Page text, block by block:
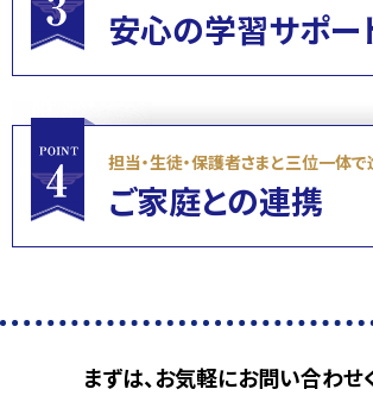
の輪」
授業直前のフォーロータイムで、家庭学
とができます。
わからないまま放置せず、すぐに疑問を解
安心の学習サポー
親身に寄り添う
理系講師と文系講師が授業とクラスの
ふだん授業を担当している講師がクラス
学習状況の共有や進路指導、および、
とことん質問対応
担当・生徒・保護者さまと三位一体
ご家庭との連携
学習状況と教育情報の共有
況を月１回程度のお電話でお伝えいたし
まずは、お気軽にお問い合わせ